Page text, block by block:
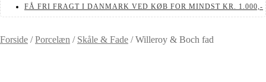
FÅ FRI FRAGT I DANMARK VED KØB FOR MINDST KR. 1.000,-
Forside /Porcelæn / Skåle & Fade /Willeroy & Boch fad